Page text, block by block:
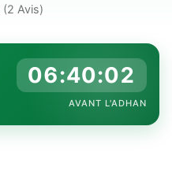
(2 Avis)
06:40:01
AVANT L'ADHAN